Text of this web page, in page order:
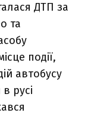
ДТП за
та
події,
автобусу
русі